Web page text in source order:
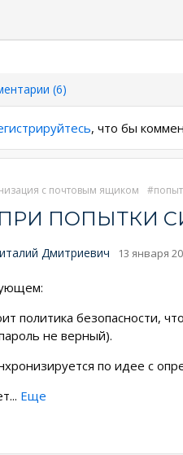
(6)
, что бы
с почтовым ящиком
ПОПЫТКИ
Дмитриевич 13 января
политика безопасности,
не верный).
по идее с
... Еще